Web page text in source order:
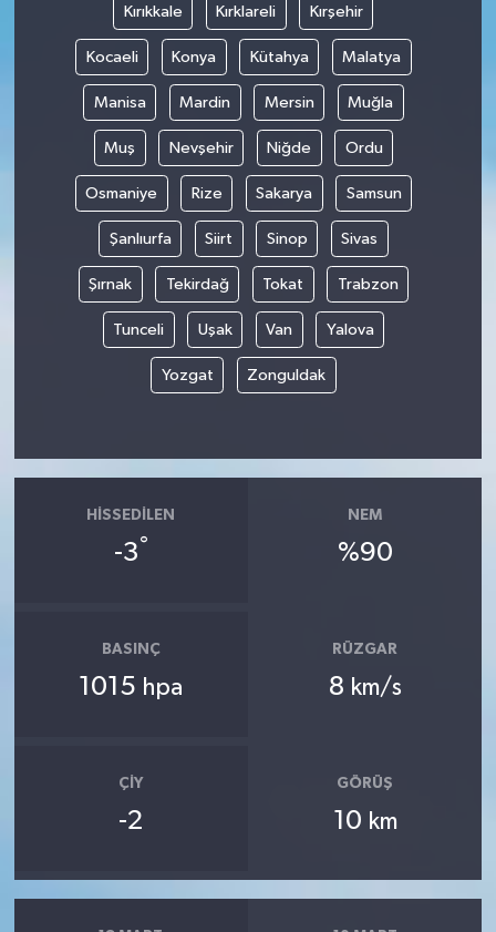
Kırıkkale Kırklareli Kırşehir
Kocaeli Konya Kütahya Malatya
Manisa Mardin Mersin Muğla
Muş Nevşehir Niğde Ordu
Osmaniye Rize Sakarya Samsun
Şanlıurfa Siirt Sinop Sivas
Şırnak Tekirdağ Tokat Trabzon
Tunceli Uşak Van Yalova
Yozgat Zonguldak
HISSEDILEN
-3°
NEM
%90
BASINÇ
1015 hpa
RÜZGAR
8 km/s
ÇIY
-2
GÖRÜŞ
10 km